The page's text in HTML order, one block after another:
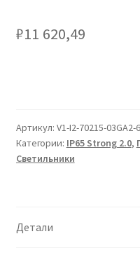
₽11 620,49
Артикул: V1-I2-70215-03GA2-
Категории: IP65 Strong 2.0,
Светильники
Детали